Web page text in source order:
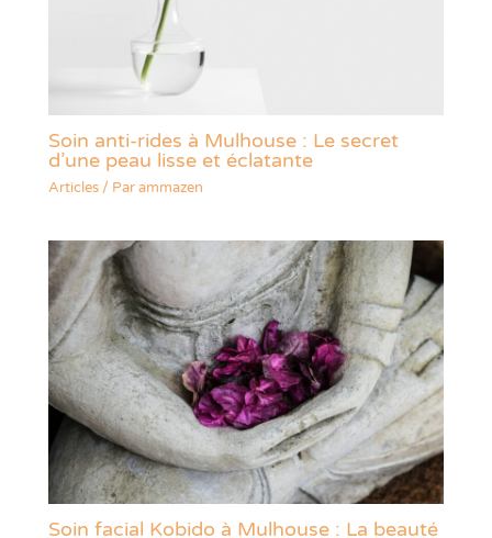
Soin anti-rides à Mulhouse : Le secret
d’une peau lisse et éclatante
Articles / Parammazen
Soin facial Kobido à Mulhouse : La beauté